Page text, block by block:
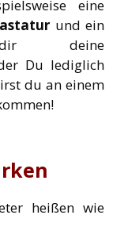
eine
und ein
deine
Du lediglich
du an einem
heißen wie